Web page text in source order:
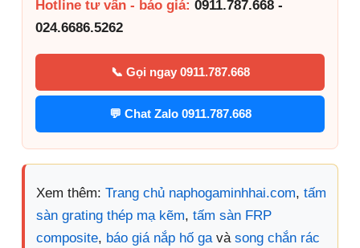
Hotline tư vấn - báo giá: 0911.787.668 -
024.6686.5262
📞 Gọi ngay 0911.787.668
💬 Chat Zalo 0911.787.668
Xem thêm: Trang chủ naphogaminhhai.com, tấm
sàn grating thép mạ kẽm, tấm sàn FRP
composite, báo giá nắp hố gavà song chắn rác